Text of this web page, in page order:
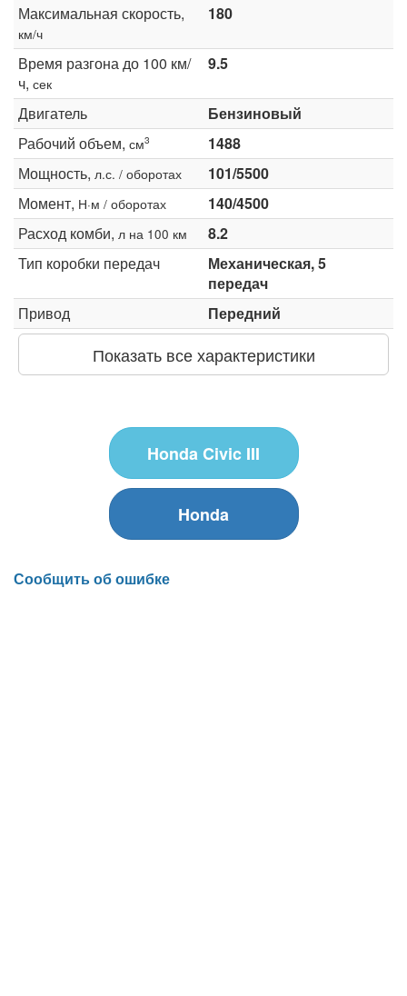
Максимальная скорость,
км/ч
180
Время разгона до 100 км/
ч, сек
9.5
Двигатель
Бензиновый
Рабочий объем, см3
1488
Мощность, л.с. / оборотах
101/5500
Момент, Н·м / оборотах
140/4500
Расход комби, л на 100 км
8.2
Тип коробки передач
Механическая, 5
передач
Привод
Передний
Показать все характеристики
Honda Civic III
Honda
Сообщить об ошибке